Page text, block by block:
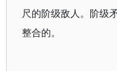
尺的阶级敌人。阶级
整合的。